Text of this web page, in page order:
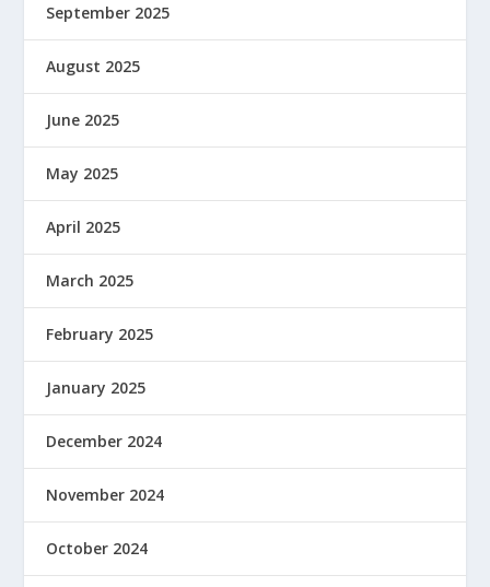
September 2025
August 2025
June 2025
May 2025
April 2025
March 2025
February 2025
January 2025
December 2024
November 2024
October 2024